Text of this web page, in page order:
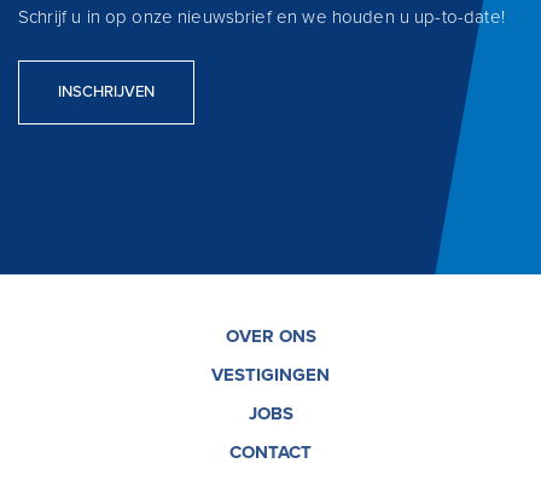
Schrijf u in op onze nieuwsbrief en we houden u up-to-date!
INSCHRIJVEN
OVER ONS
VESTIGINGEN
JOBS
CONTACT